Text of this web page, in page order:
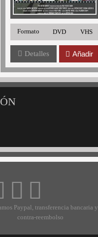
Formato DVD VHS
Detalles Añadir
Paypal, transferencia bancaria y
contra-reembolso